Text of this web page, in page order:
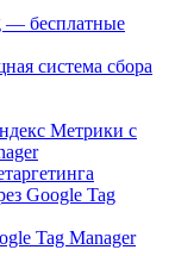
— бесплатные
система сбора
Метрики с
Google Tag
Tag Manager